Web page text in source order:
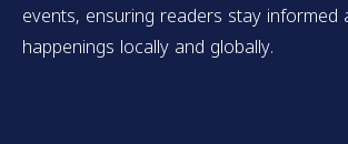
events, ensuring readers stay informed
happenings locally and globally.